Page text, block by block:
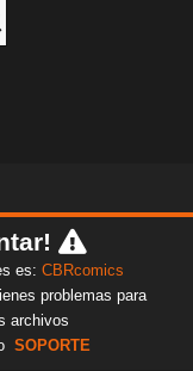
es: CBRcomics
problemas para
archivos
SOPORTE